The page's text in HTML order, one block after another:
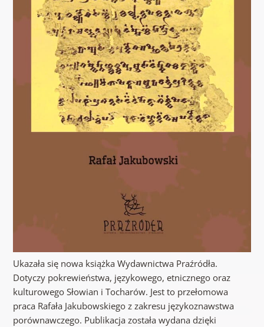
Ukazała się nowa książka Wydawnictwa Praźródła.
Dotyczy pokrewieństwa, językowego, etnicznego oraz
kulturowego Słowian i Tocharów. Jest to przełomowa
praca Rafała Jakubowskiego z zakresu językoznawstwa
porównawczego. Publikacja została wydana dzięki